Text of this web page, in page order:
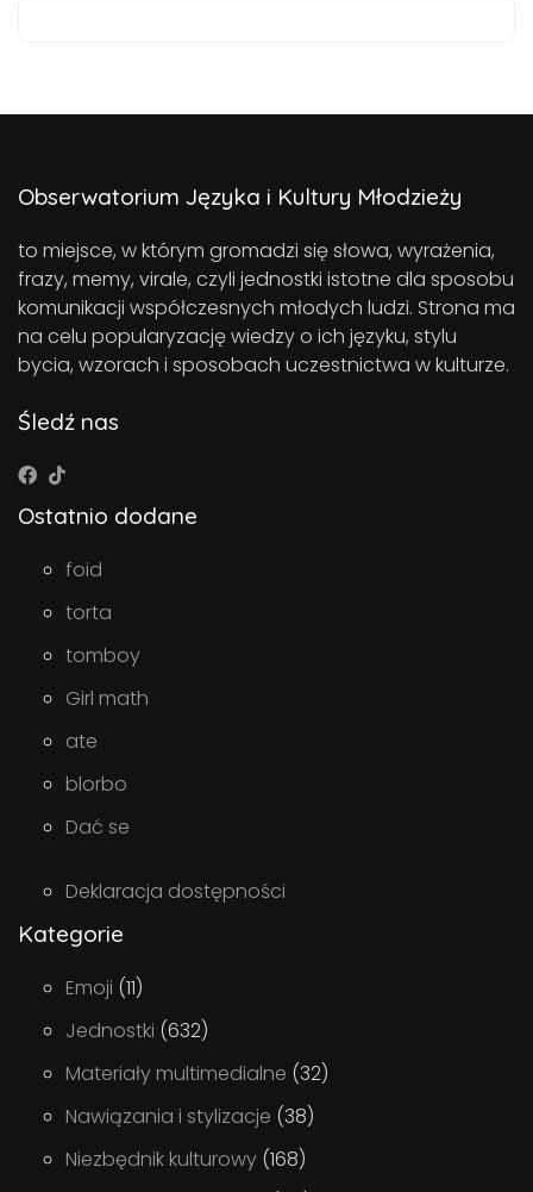
Obserwatorium Języka i Kultury Młodzieży
to miejsce, w którym gromadzi się słowa, wyrażenia,
frazy, memy, virale, czyli jednostki istotne dla sposobu
komunikacji współczesnych młodych ludzi. Strona ma
na celu popularyzację wiedzy o ich języku, stylu
bycia, wzorach i sposobach uczestnictwa w kulturze.
Śledź nas
Ostatnio dodane
foid
torta
tomboy
Girl math
ate
blorbo
Dać se
Deklaracja dostępności
Kategorie
Emoji (11)
Jednostki (632)
Materiały multimedialne (32)
Nawiązania i stylizacje (38)
Niezbędnik kulturowy (168)